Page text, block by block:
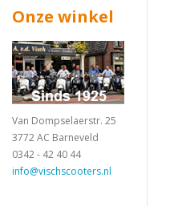
Onze winkel
Van Dompselaerstr. 25
3772 AC Barneveld
0342 - 42 40 44
info@vischscooters.nl